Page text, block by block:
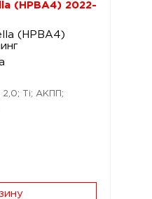
(HPBA4) 2022-
(HPBA4)
Ti; АКПП;